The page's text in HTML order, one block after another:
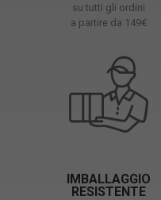
su tutti gli ordini
a partire da 149€
IMBALLAGGIO
RESISTENTE